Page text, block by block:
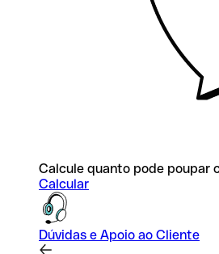
Calcule quanto pode poupar
Calcular
Dúvidas e Apoio ao Cliente